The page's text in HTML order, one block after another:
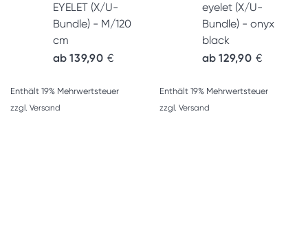
EYELET (X/U-
Bundle) - M/120
cm
ab 139,90 €
Enthält 19% Mehrwertsteuer
zzgl. Versand
eyelet (X/U-
Bundle) - onyx
black
ab 129,90 €
Enthält 19% Mehrwertsteuer
zzgl. Versand